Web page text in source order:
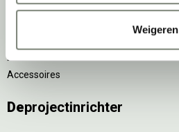
Weigeren
Tafels
Elektrificatie
Accessoires
Deprojectinrichter